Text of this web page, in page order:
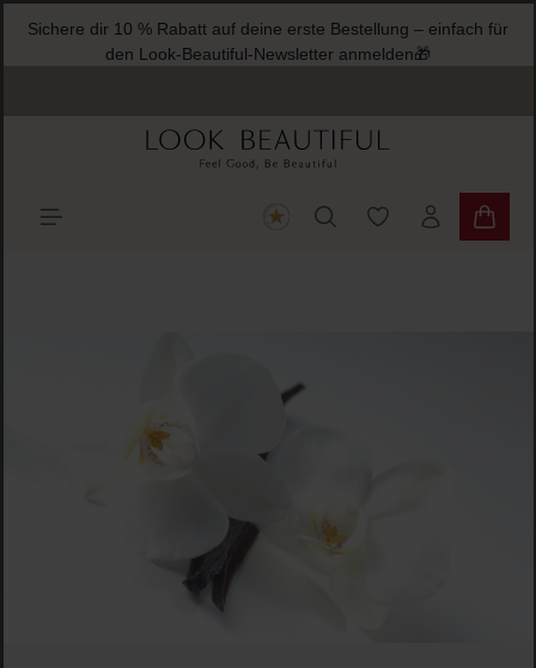
springen
Sichere dir 10 % Rabatt auf deine erste Bestellung – einfach für
den Look-Beautiful-Newsletter anmelden🎁
Du hast 0